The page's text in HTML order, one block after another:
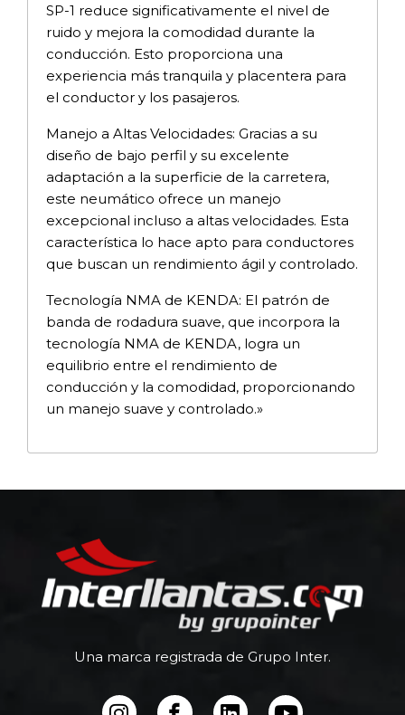
SP-1 reduce significativamente el nivel de
ruido y mejora la comodidad durante la
conducción. Esto proporciona una
experiencia más tranquila y placentera para
el conductor y los pasajeros.
Manejo a Altas Velocidades: Gracias a su
diseño de bajo perfil y su excelente
adaptación a la superficie de la carretera,
este neumático ofrece un manejo
excepcional incluso a altas velocidades. Esta
característica lo hace apto para conductores
que buscan un rendimiento ágil y controlado.
Tecnología NMA de KENDA: El patrón de
banda de rodadura suave, que incorpora la
tecnología NMA de KENDA, logra un
equilibrio entre el rendimiento de
conducción y la comodidad, proporcionando
un manejo suave y controlado.»
Una marca registrada de Grupo Inter.